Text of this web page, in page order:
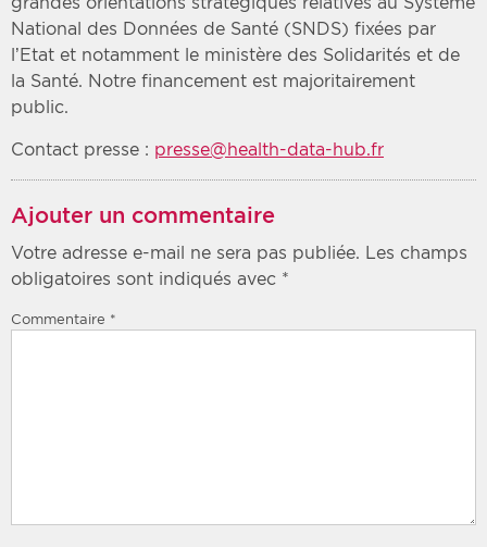
National des Données de Santé (SNDS) fixées par
l’Etat et notamment le ministère des Solidarités et de
la Santé. Notre financement est majoritairement
public.
Contact presse : presse@health-data-hub.fr
Ajouter un commentaire
Votre adresse e-mail ne sera pas publiée. Les champs
obligatoires sont indiqués avec *
Commentaire *